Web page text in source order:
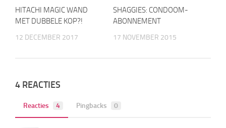
HITACHI MAGIC WAND
MET DUBBELE KOP?!
12 DECEMBER 2017
SHAGGIES: CONDOOM-
ABONNEMENT
17 NOVEMBER 2015
4 REACTIES
Reacties 4 Pingbacks 0